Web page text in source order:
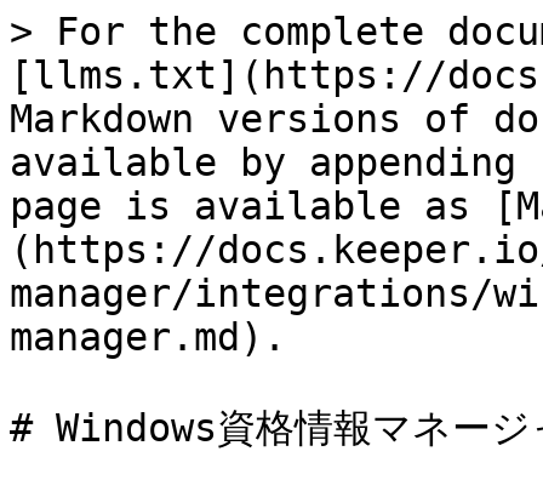
> For the complete
[llms.txt](https://
Markdown versions of
available by
page is available as
(https://
manager/integrations/
manager.md).
# Windows資格情報マネージ